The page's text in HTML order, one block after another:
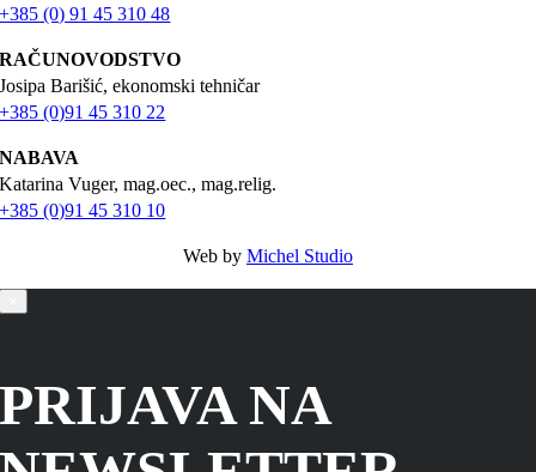
+385 (0) 91 45 310 48
RAČUNOVODSTVO
Josipa Barišić, ekonomski tehničar
+385 (0)91 45 310 22
NABAVA
Katarina Vuger, mag.oec., mag.relig.
+385 (0)91 45 310 10
Web by Michel Studio
PRIJAVA NA